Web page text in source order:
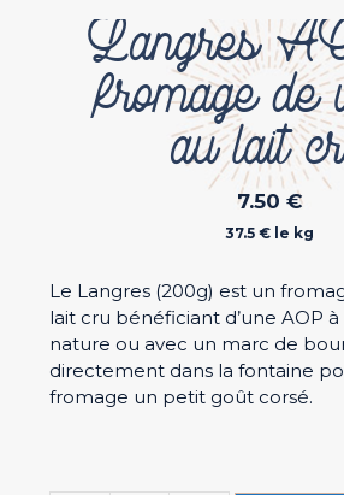
Langres
fromage de
au lait
7.50 €
37.5 € le kg
Le Langres (200g) est un
lait cru bénéficiant d’une AOP
nature ou avec un marc de
directement dans la fontaine
fromage un petit goût corsé.